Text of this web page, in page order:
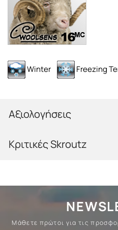
Winter Freezing
Αξιολογήσεις
Κριτικές Skroutz
Μάθετε πρώτοι για τις